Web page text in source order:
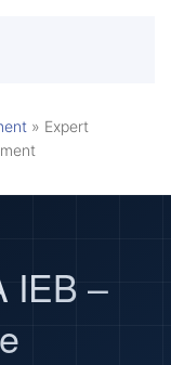
» Expert
IEB –